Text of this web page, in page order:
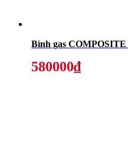
580000₫